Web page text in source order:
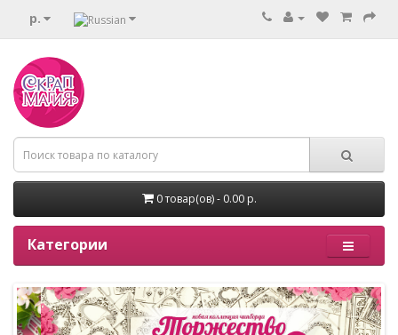
р.
0 товар(ов) - 0.00 р.
Категории